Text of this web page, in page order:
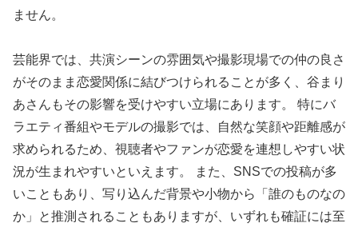
ません。
芸能界では、共演シーンの雰囲気や撮影現場での仲の良さ
がそのまま恋愛関係に結びつけられることが多く、谷まり
あさんもその影響を受けやすい立場にあります。 特にバ
ラエティ番組やモデルの撮影では、自然な笑顔や距離感が
求められるため、視聴者やファンが恋愛を連想しやすい状
況が生まれやすいといえます。 また、SNSでの投稿が多
いこともあり、写り込んだ背景や小物から「誰のものなの
か」と推測されることもありますが、いずれも確証には至